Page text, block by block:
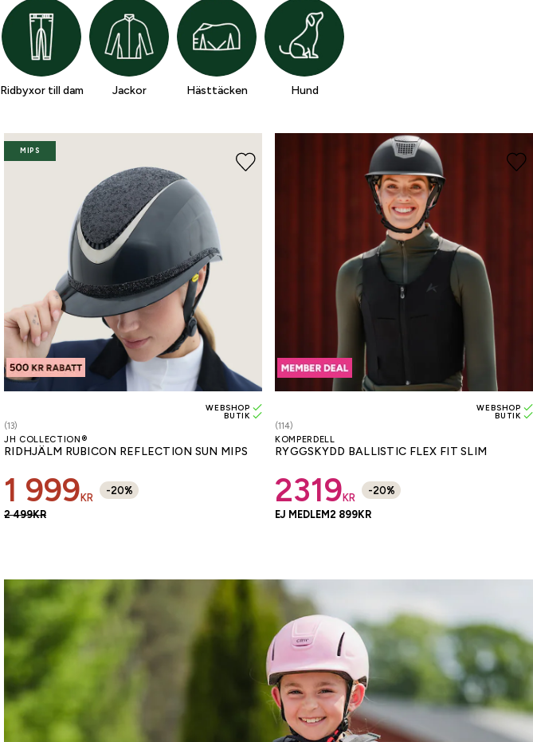
Ridbyxor till dam Jackor Hästtäcken Hund
MIPS
(13)
WEBSHOP
BUTIK
JH COLLECTION®
RIDHJÄLM RUBICON REFLECTION SUN MIPS
1 999 KR
-20%
2 499KR
(114)
WEBSHOP
BUTIK
KOMPERDELL
RYGGSKYDD BALLISTIC FLEX FIT SLIM
2319 KR
-20%
EJ MEDLEM2 899KR